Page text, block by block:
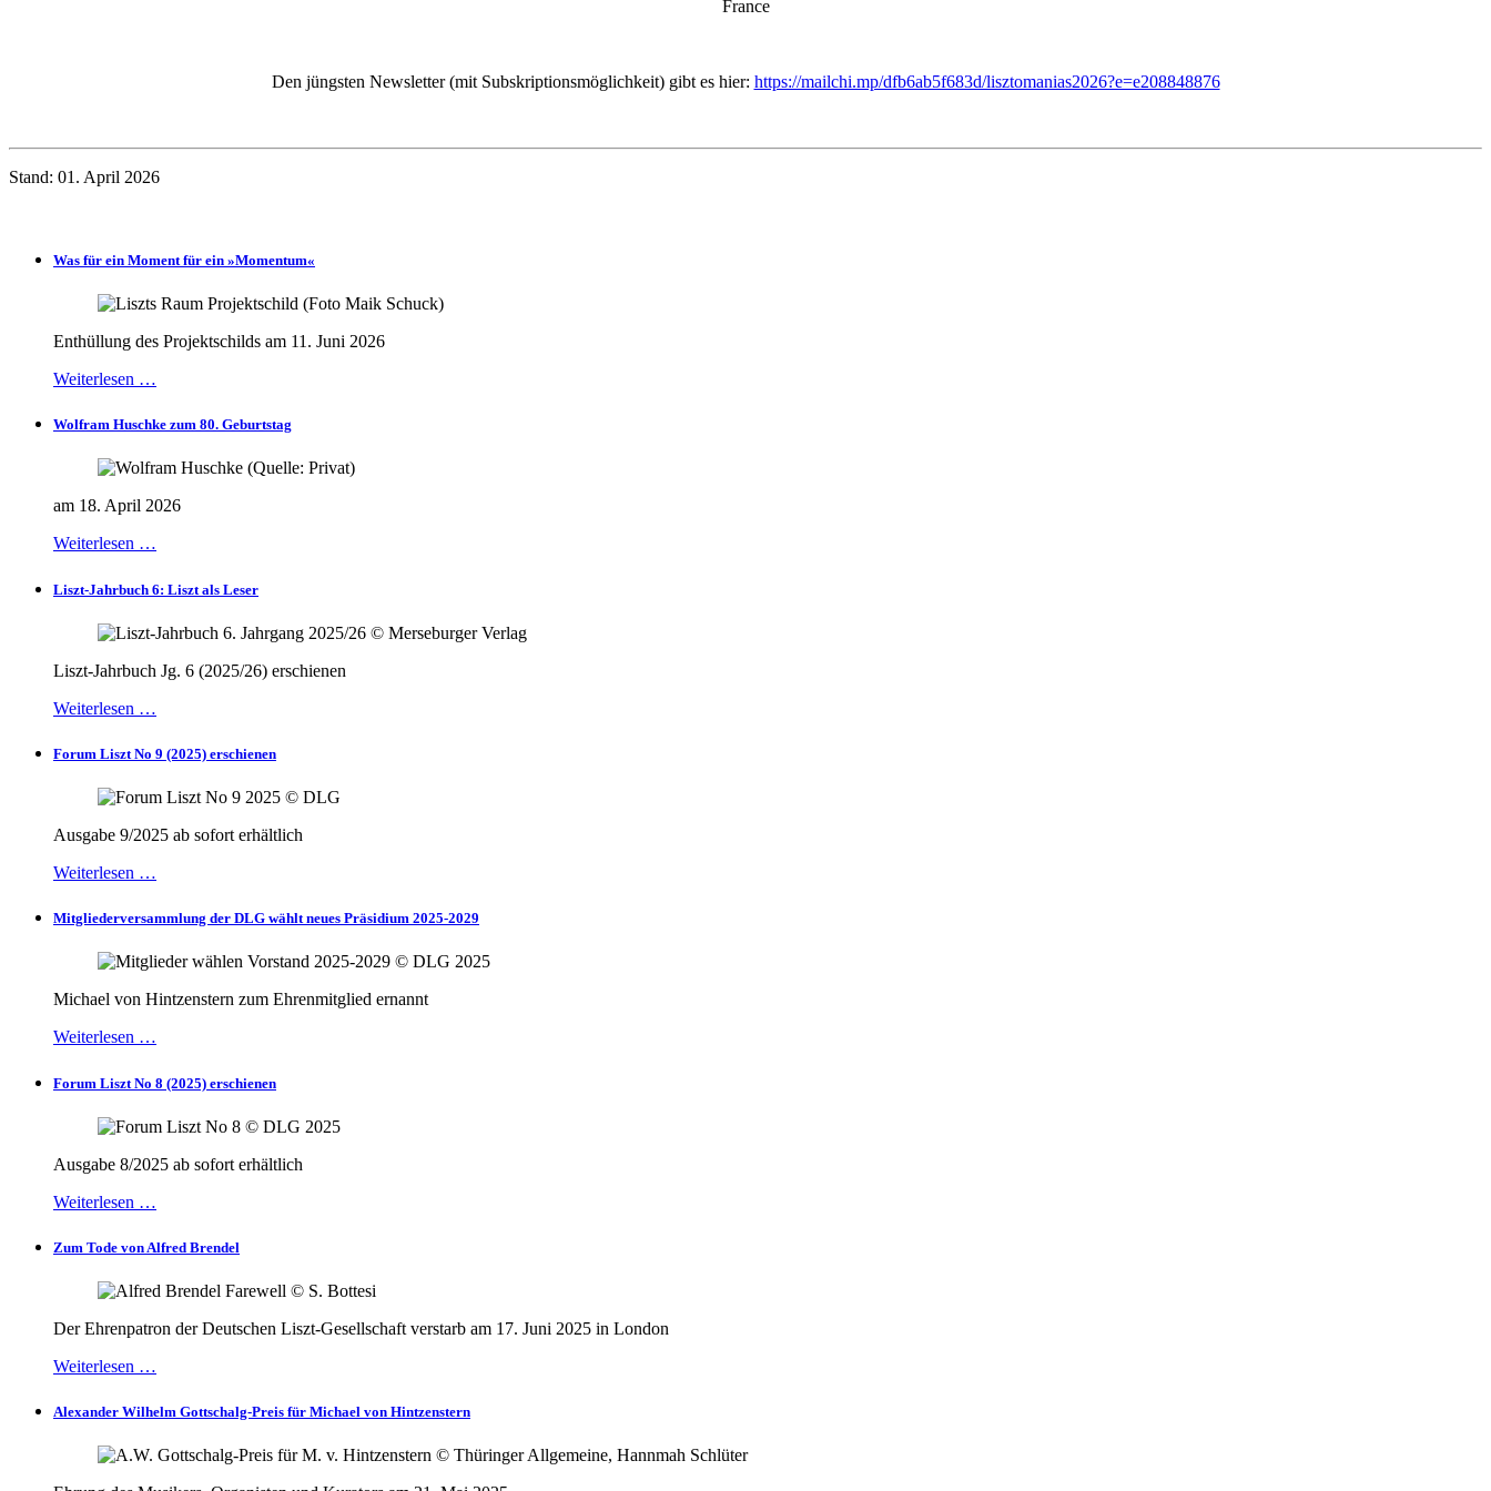
France
Den jüngsten Newsletter (mit Subskriptionsmöglichkeit) gibt es hier: https://mailchi.mp/dfb6ab5f683d/lisztomanias2026?e=e208848876
Stand: 01. April 2026
Was für ein Moment für ein »Momentum«
Enthüllung des Projektschilds am 11. Juni 2026
Weiterlesen …
Wolfram Huschke zum 80. Geburtstag
am 18. April 2026
Weiterlesen …
Liszt-Jahrbuch 6: Liszt als Leser
Liszt-Jahrbuch Jg. 6 (2025/26) erschienen
Weiterlesen …
Forum Liszt No 9 (2025) erschienen
Ausgabe 9/2025 ab sofort erhältlich
Weiterlesen …
Mitgliederversammlung der DLG wählt neues Präsidium 2025-2029
Michael von Hintzenstern zum Ehrenmitglied ernannt
Weiterlesen …
Forum Liszt No 8 (2025) erschienen
Ausgabe 8/2025 ab sofort erhältlich
Weiterlesen …
Zum Tode von Alfred Brendel
Der Ehrenpatron der Deutschen Liszt-Gesellschaft verstarb am 17. Juni 2025 in London
Weiterlesen …
Alexander Wilhelm Gottschalg-Preis für Michael von Hintzenstern